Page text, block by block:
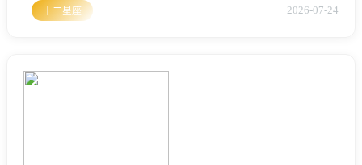
年月亮形成一个微妙的相位，这种相位在风水学中被视为“气
瓶座在这一天的整体气场呈现出一种“破茧成蝶”的趋势、你会
发现自己过去一
十二星座 2026-07-24